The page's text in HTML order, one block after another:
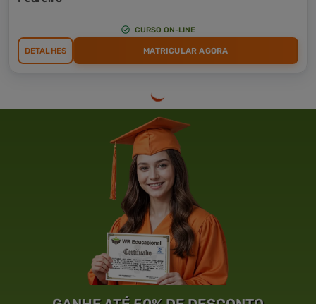
CURSO ON-LINE
DETALHES MATRICULAR AGORA